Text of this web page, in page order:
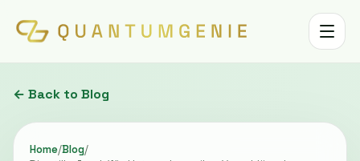
Toggle
← Back to Blog
Home/Blog/